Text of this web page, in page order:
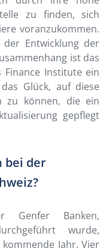
zu finden, sich
voranzukommen.
Entwicklung der
ist das
Finance Institute ein
Glück, auf diese
zu können, die ein
gepflegt
bei der
Banken,
wurde,
Jahr. Vier